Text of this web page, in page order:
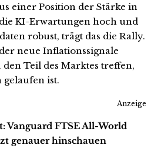
einer Position der Stärke in
KI-Erwartungen hoch und
robust, trägt das die Rally.
neue Inflationssignale
Teil des Marktes treffen,
gelaufen ist.
Anzeige
Vanguard FTSE All-World
genauer hinschauen